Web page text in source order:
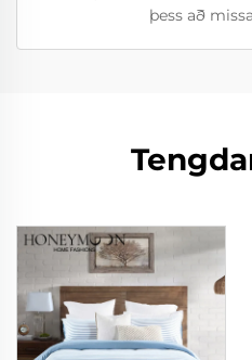
þess að